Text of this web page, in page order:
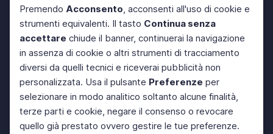
Premendo Acconsento, acconsenti all'uso di cookie e
strumenti equivalenti. Il tasto Continua senza
accettare chiude il banner, continuerai la navigazione
in assenza di cookie o altri strumenti di tracciamento
diversi da quelli tecnici e riceverai pubblicità non
personalizzata. Usa il pulsante Preferenze per
selezionare in modo analitico soltanto alcune finalità,
terze parti e cookie, negare il consenso o revocare
quello già prestato ovvero gestire le tue preferenze.